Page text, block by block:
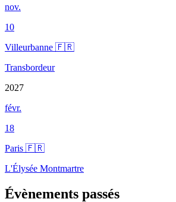
nov.
10
Villeurbanne 🇫🇷
Transbordeur
2027
févr.
18
Paris 🇫🇷
L'Élysée Montmartre
Évènements passés